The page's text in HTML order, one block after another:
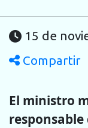
15 de
Compartir
El ministro
responsable